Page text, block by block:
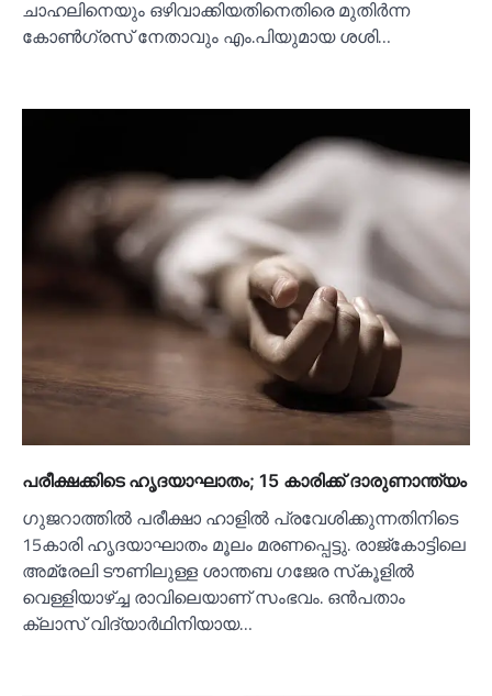
ചാഹലിനെയും ഒഴിവാക്കിയതിനെതിരെ മുതിര്‍ന്ന
കോണ്‍ഗ്രസ് നേതാവും എം.പിയുമായ ശശി…
പരീക്ഷക്കിടെ ഹൃദയാഘാതം; 15 കാരിക്ക് ദാരുണാന്ത്യം
ഗുജറാത്തില്‍ പരീക്ഷാ ഹാളില്‍ പ്രവേശിക്കുന്നതിനിടെ
15കാരി ഹൃദയാഘാതം മൂലം മരണപ്പെട്ടു. രാജ്‌കോട്ടിലെ
അമ്രേലി ടൗണിലുള്ള ശാന്തബ ഗജേര സ്‌കൂളില്‍
വെള്ളിയാഴ്ച്ച രാവിലെയാണ് സംഭവം. ഒന്‍പതാം
ക്ലാസ് വിദ്യാര്‍ഥിനിയായ…